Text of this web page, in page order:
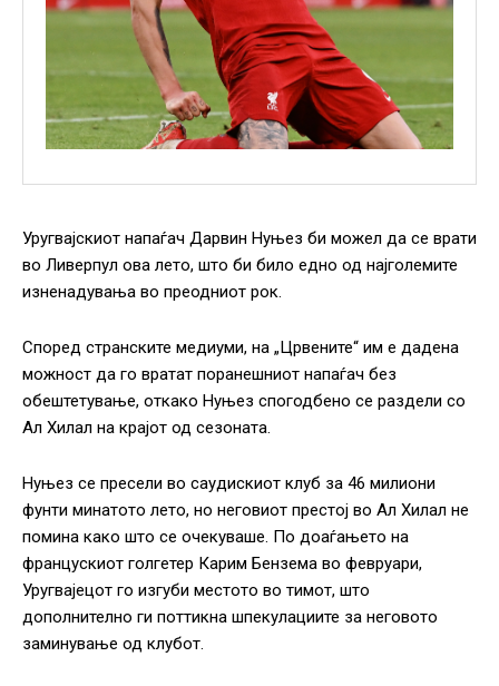
Уругвајскиот напаѓач Дарвин Нуњез би можел да се врати
во Ливерпул ова лето, што би било едно од најголемите
изненадувања во преодниот рок.
Според странските медиуми, на „Црвените“ им е дадена
можност да го вратат поранешниот напаѓач без
обештетување, откако Нуњез спогодбено се раздели со
Ал Хилал на крајот од сезоната.
Нуњез се пресели во саудискиот клуб за 46 милиони
фунти минатото лето, но неговиот престој во Ал Хилал не
помина како што се очекуваше. По доаѓањето на
францускиот голгетер Карим Бензема во февруари,
Уругвајецот го изгуби местото во тимот, што
дополнително ги поттикна шпекулациите за неговото
заминување од клубот.